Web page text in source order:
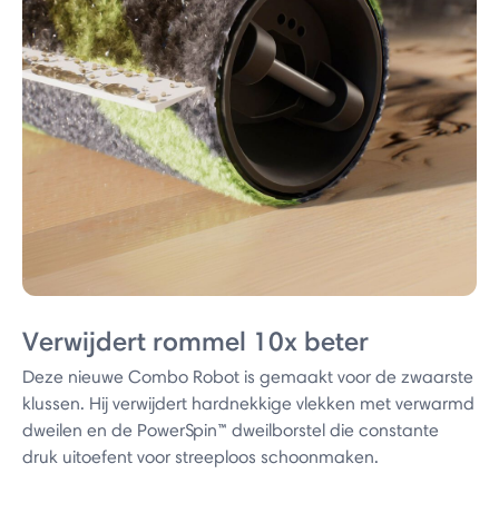
Verwijdert rommel 10x beter
Deze nieuwe Combo Robot is gemaakt voor de zwaarste
klussen. Hij verwijdert hardnekkige vlekken met verwarmd
dweilen en de PowerSpin™ dweilborstel die constante
druk uitoefent voor streeploos schoonmaken.